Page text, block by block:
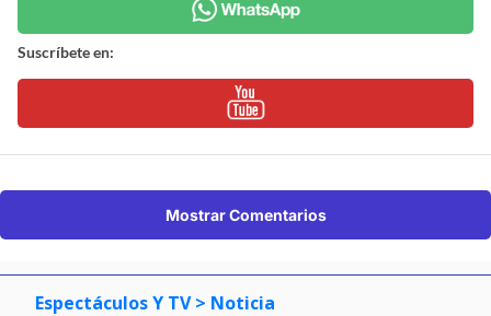
Suscríbete en:
Mostrar Comentarios
Espectáculos Y TV > Noticia